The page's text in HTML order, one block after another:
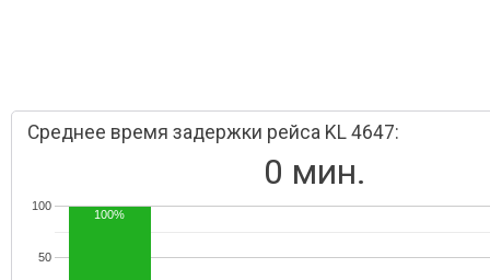
Среднее время задержки рейса KL 4647:
0 мин.
50
100
100%